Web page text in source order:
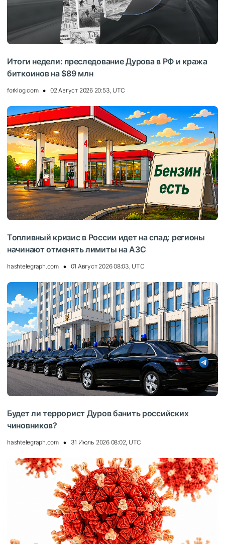
Итоги недели: преследование Дурова в РФ и кража
биткоинов на $89 млн
forklog.com 02 Август 2026 20:53, UTC
Топливный кризис в России идет на спад: регионы
начинают отменять лимиты на АЗС
hashtelegraph.com 01 Август 2026 08:03, UTC
Будет ли террорист Дуров банить российских
чиновников?
hashtelegraph.com 31 Июль 2026 08:02, UTC